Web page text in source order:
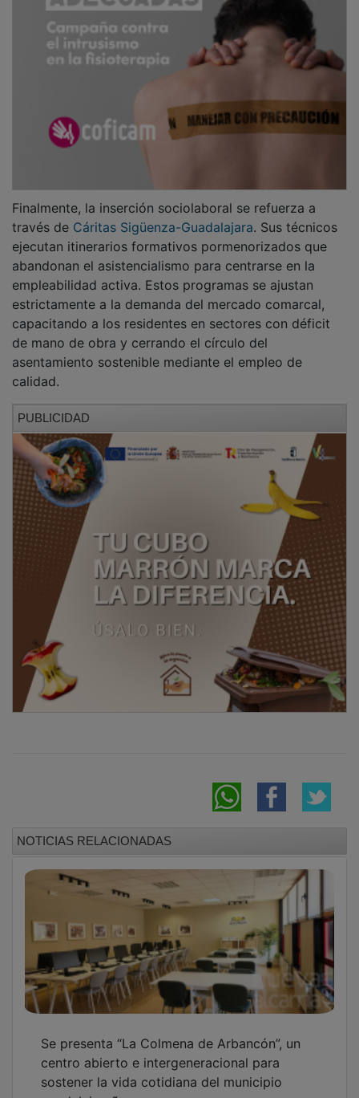
de mano de obra y cerrando el círculo del
asentamiento sostenible mediante el empleo de
calidad.
NOTICIAS RELACIONADAS
Se presenta “La Colmena de Arbancón”, un
La IA se muda al mundo rural con el ADR
Molina-Alto Tajo